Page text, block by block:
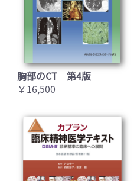
胸部のCT 第4版
￥16,500